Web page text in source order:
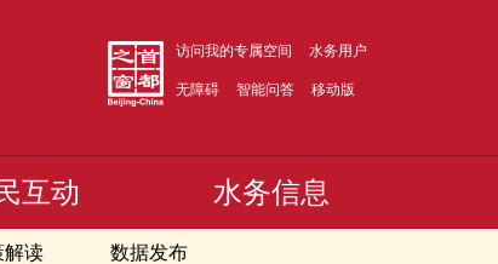
访问我的专属空间 水务用户
无障碍 智能问答 移动版
解读 数据发布
互动 水务信息